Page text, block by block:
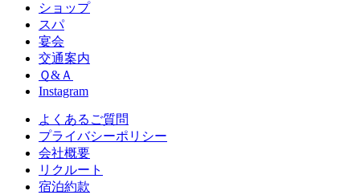
ショップ
スパ
宴会
交通案内
Ｑ&Ａ
Instagram
よくあるご質問
プライバシーポリシー
会社概要
リクルート
宿泊約款